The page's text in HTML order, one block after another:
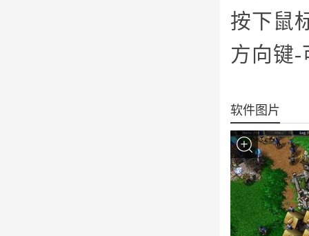
按下鼠
方向键-
软件图片